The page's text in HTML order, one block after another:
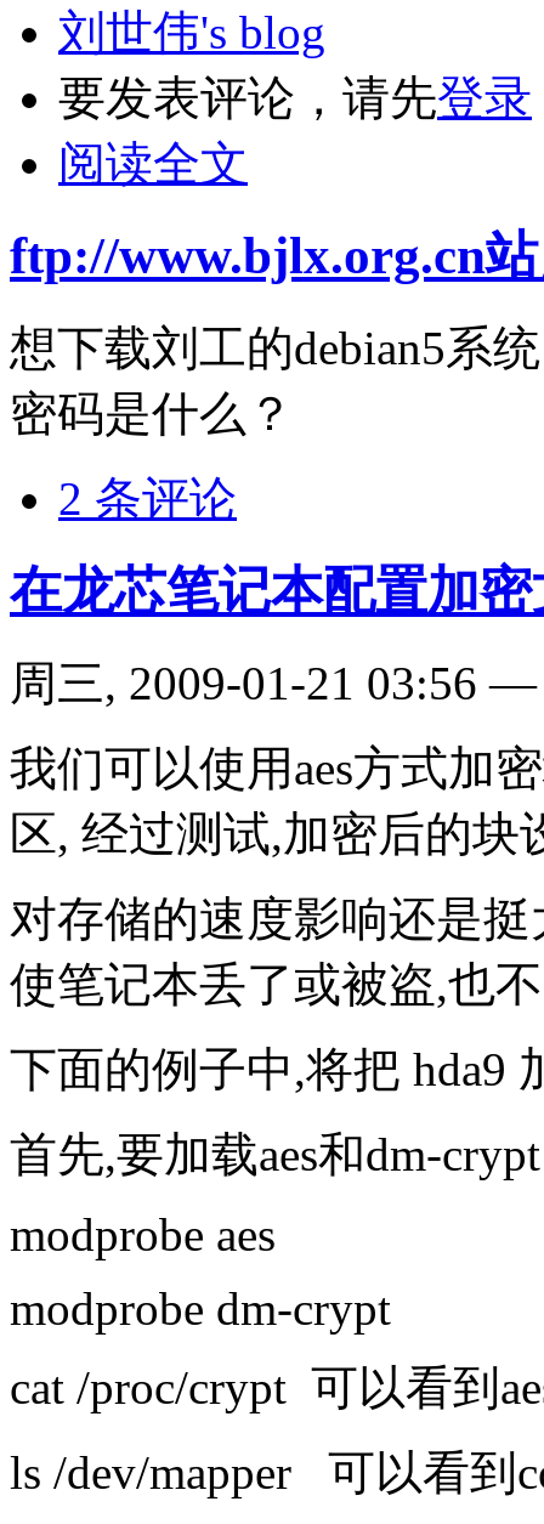
刘世伟's blog
要发表评论，请先登录
阅读全文
ftp://www.bjlx.org.cn
想下载刘工的debian5系
密码是什么？
2 条评论
在龙芯笔记本配置加
周三, 2009-01-21 03:56
我们可以使用aes方式加
区, 经过测试,加密后的块
对存储的速度影响还是
使笔记本丢了或被盗,也
下面的例子中,将把 hda9
首先,要加载aes和dm-
modprobe aes
modprobe dm-crypt
cat /proc/crypt 可以看到
ls /dev/mapper 可以看到